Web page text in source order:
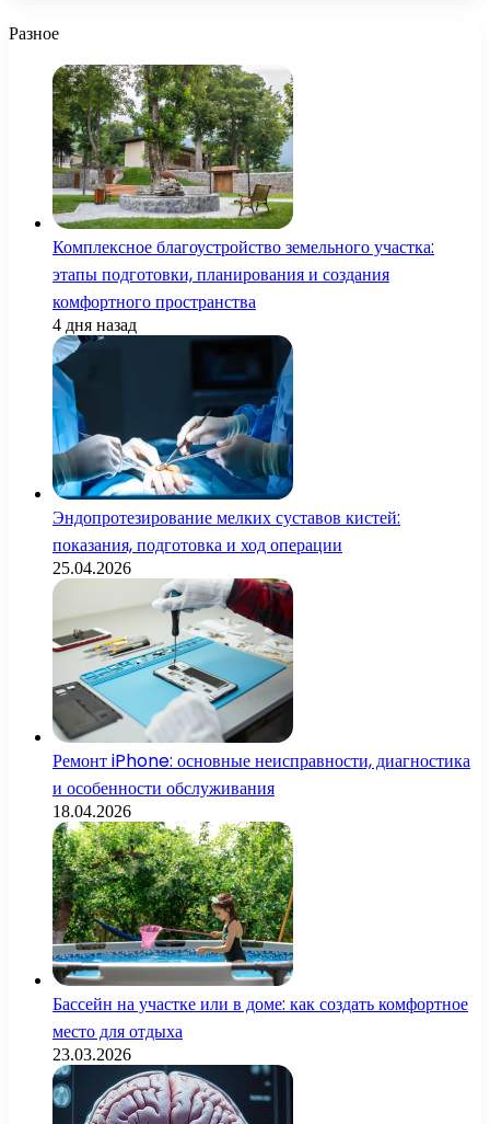
Разное
Комплексное благоустройство земельного участка:
этапы подготовки, планирования и создания
комфортного пространства
4 дня назад
Эндопротезирование мелких суставов кистей:
показания, подготовка и ход операции
25.04.2026
Ремонт iPhone: основные неисправности, диагностика
и особенности обслуживания
18.04.2026
Бассейн на участке или в доме: как создать комфортное
место для отдыха
23.03.2026